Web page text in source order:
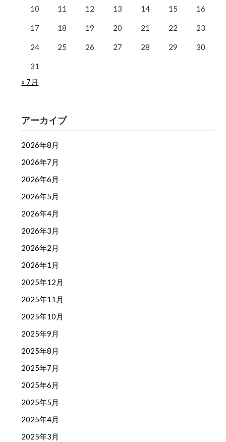
10 11 12 13 14 15 16
17 18 19 20 21 22 23
24 25 26 27 28 29 30
31
« 7月
アーカイブ
2026年8月
2026年7月
2026年6月
2026年5月
2026年4月
2026年3月
2026年2月
2026年1月
2025年12月
2025年11月
2025年10月
2025年9月
2025年8月
2025年7月
2025年6月
2025年5月
2025年4月
2025年3月